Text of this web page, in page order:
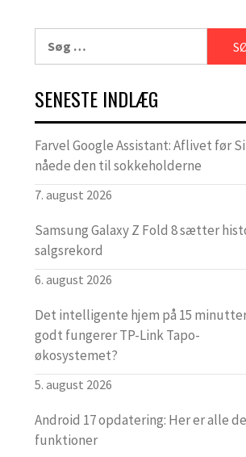
efter:
SENESTE INDLÆG
Farvel Google Assistant: Aflivet før
nåede den til sokkeholderne
7. august 2026
Samsung Galaxy Z Fold 8 sætter
salgsrekord
6. august 2026
Det intelligente hjem på 15
godt fungerer TP-Link Tapo-
økosystemet?
5. august 2026
Android 17 opdatering: Her er alle
funktioner